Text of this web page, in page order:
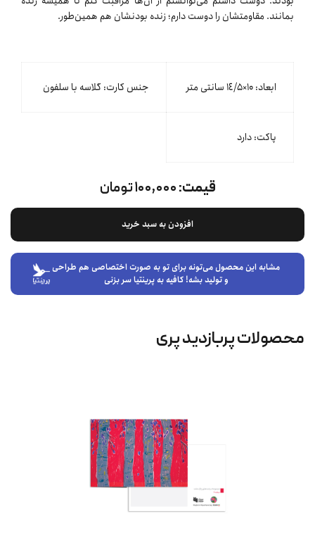
بمانند. مقاومتشان را دوست دارم؛ زنده بودنشان هم همین‌طور.
ابعاد: ۱۰×١٤/۵ سانتی متر جنس کارت: گلاسه با سلفون
پاکت: دارد
قیمت:۱۰۰,۰۰۰ تومان
افزودن به سبد خرید
مشابه این محصول می‌تونه برای تو به صورت اختصاصی هم طراحی
و تولید بشه! کافیه به پرینتیا سر بزنی
محصولات پربازدید پری